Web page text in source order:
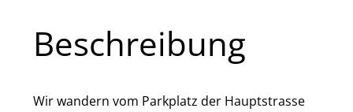
Beschreibung
Wir wandern vom Parkplatz der Hauptstrasse